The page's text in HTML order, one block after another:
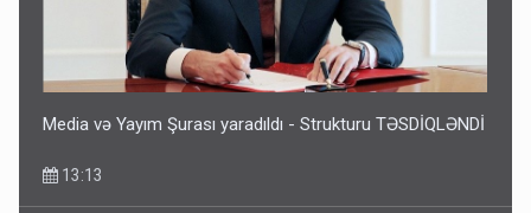
Media və Yayım Şurası yaradıldı - Strukturu TƏSDİQLƏNDİ
13:13